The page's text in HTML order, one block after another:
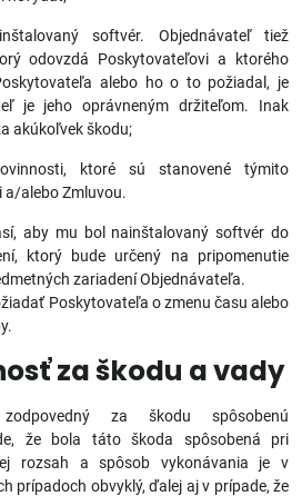
softvér. Objednávateľ tiež
odovzdá Poskytovateľovi a ktorého
alebo ho o to požiadal, je
je jeho oprávneným držiteľom. Inak
akúkoľvek škodu;
ktoré sú stanovené týmito
a/alebo Zmluvou.
aby mu bol nainštalovaný softvér do
ktorý bude určený na pripomenutie
zariadení Objednávateľa.
Poskytovateľa o zmenu času alebo
za škodu a vady
za škodu spôsobenú
že bola táto škoda spôsobená pri
rozsah a spôsob vykonávania je v
prípadoch obvyklý, ďalej aj v prípade, že